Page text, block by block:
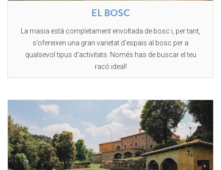
EL BOSC
La masia està completament envoltada de bosc i, per tant,
s’ofereixen una gran varietat d’espais al bosc per a
qualsevol tipus d’activitats. Només has de buscar el teu
racó ideal!